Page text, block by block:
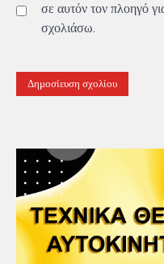
σε αυτόν τον πλοηγό
σχολιάσω.